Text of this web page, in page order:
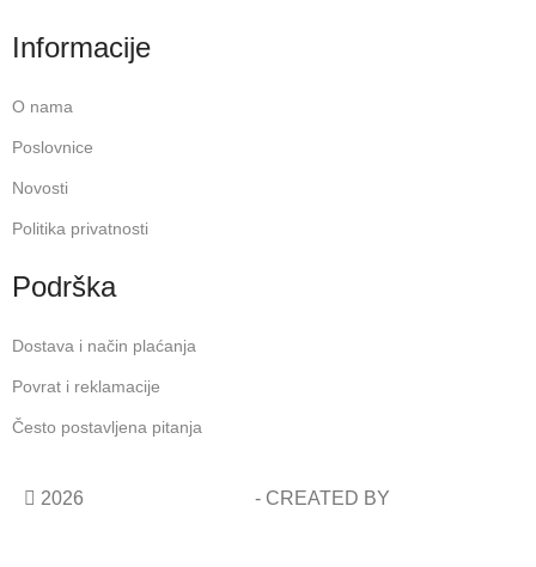
Informacije
O nama
Poslovnice
Novosti
Politika privatnosti
Podrška
Dostava i način plaćanja
Povrat i reklamacije
Često postavljena pitanja
2026 COSMETIC SHOP- CREATED BY